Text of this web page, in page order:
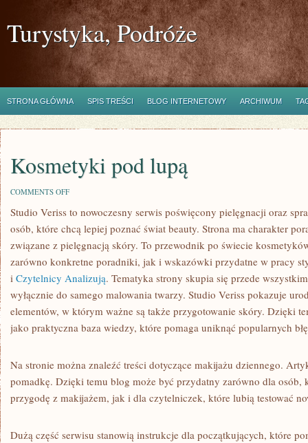
Turystyka, Podróże
STRONA GŁÓWNA SPIS TREŚCI BLOG INTERNETOWY ARCHIWUM
Kosmetyki pod lupą
COMMENTS OFFON
POD
Studio Veriss to nowoczesny serwis poświęcony pielęgnacji oraz
osób, które chcą lepiej poznać świat beauty. Strona ma charakter
związane z pielęgnacją skóry. To przewodnik po świecie
zarówno konkretne poradniki, jak i wskazówki przydatne w pracy
i Czytelnicy Analizują. Tematyka strony skupia się przede
wyłącznie do samego malowania twarzy. Studio Veriss pokazuje
elementów, w którym ważne są także przygotowanie skóry. Dzięki
jako praktyczna baza wiedzy, które pomaga uniknąć popularnych
Na stronie można znaleźć treści dotyczące makijażu dziennego.
pomadkę. Dzięki temu blog może być przydatny zarówno dla osób,
przygodę z makijażem, jak i dla czytelniczek, które lubią testować
Dużą część serwisu stanowią instrukcje dla początkujących, które